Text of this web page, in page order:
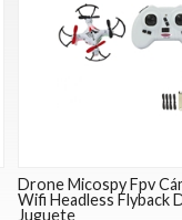
Drone Micospy Fpv
Wifi Headless Flyback
Juguete